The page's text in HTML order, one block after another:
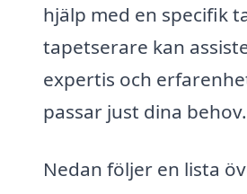
hjälp med en specifik
tapetserare kan
expertis och
passar just dina behov.
Nedan följer en lista